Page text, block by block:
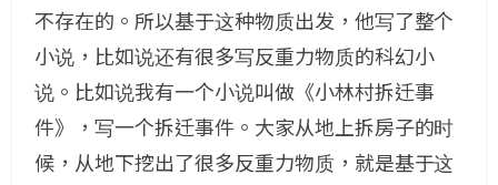
不存在的。所以基于这种物质出发，他写了整个
小说，比如说还有很多写反重力物质的科幻小
说。比如说我有一个小说叫做《小林村拆迁事
件》，写一个拆迁事件。大家从地上拆房子的时
候，从地下挖出了很多反重力物质，就是基于这